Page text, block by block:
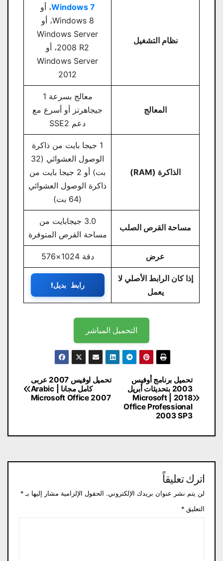
نظام التشغيل
Windows 7، أو
Windows 8، أو
Windows Server
2008 R2، أو
Windows Server
2012
المعالج
معالج بسرعة 1
جيجاهرتز أو أسرع مع
دعم SSE2
الذاكرة (RAM)
1 جيجا بايت من ذاكرة
الوصول العشوائي (32
بت) أو 2 جيجا بايت من
ذاكرة الوصول العشوائي
(64 بت)
مساحة القرص الصلب
3.0 جيجابايت من
مساحة القرص المتوفرة
عرض دقة 1024×576
إذا كان الرابط الأصلي لا
يعمل
رابط بديل!
التحميل المباشر
تصفّح
المقالات
تحميل اوفيس 2007 عربى
كامل مجانا​ | Arabic
Microsoft Office 2007
تحميل برنامج أوفيس
2003 بتحديثات أبريل
2018 | Microsoft
Office Professional
2003 SP3
اترك تعليقاً
لن يتم نشر عنوان بريدك الإلكتروني. الحقول الإلزامية مشار إليها بـ *
التعليق *